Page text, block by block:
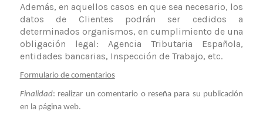
Además, en aquellos casos en que sea necesario, los
datos de Clientes podrán ser cedidos a
determinados organismos, en cumplimiento de una
obligación legal: Agencia Tributaria Española,
entidades bancarias, Inspección de Trabajo, etc.
Formulario de comentarios
Finalidad: realizar un comentario o reseña para su publicación
en la página web.